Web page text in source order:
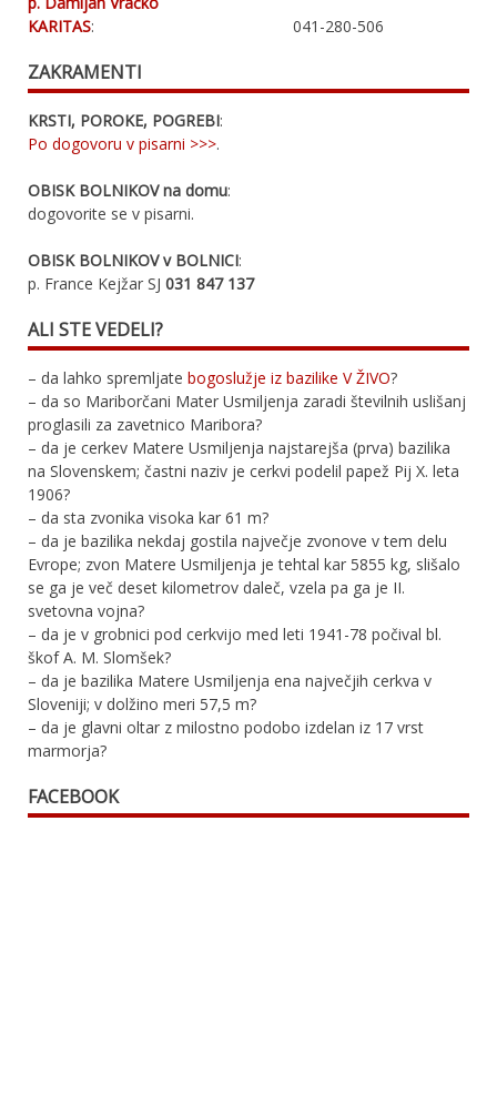
KARITAS: 041-280-506
ZAKRAMENTI
KRSTI, POROKE, POGREBI:
Po dogovoru v pisarni >>>.
OBISK BOLNIKOV na domu:
dogovorite se v pisarni.
OBISK BOLNIKOV v BOLNICI:
p. France Kejžar SJ 031 847 137
ALI STE VEDELI?
– da lahko spremljate bogoslužje iz bazilike V ŽIVO?
– da so Mariborčani Mater Usmiljenja zaradi številnih uslišanj
proglasili za zavetnico Maribora?
– da je cerkev Matere Usmiljenja najstarejša (prva) bazilika
na Slovenskem; častni naziv je cerkvi podelil papež Pij X. leta
1906?
– da sta zvonika visoka kar 61 m?
– da je bazilika nekdaj gostila največje zvonove v tem delu
Evrope; zvon Matere Usmiljenja je tehtal kar 5855 kg, slišalo
se ga je več deset kilometrov daleč, vzela pa ga je II.
svetovna vojna?
– da je v grobnici pod cerkvijo med leti 1941-78 počival bl.
škof A. M. Slomšek?
– da je bazilika Matere Usmiljenja ena največjih cerkva v
Sloveniji; v dolžino meri 57,5 m?
– da je glavni oltar z milostno podobo izdelan iz 17 vrst
marmorja?
FACEBOOK